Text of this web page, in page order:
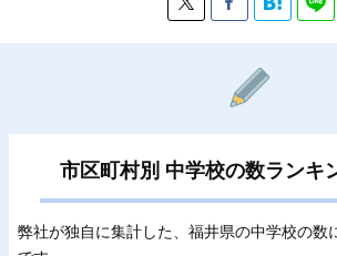
市区町村別 中学校の数ランキ
弊社が独自に集計した、福井県の中学校の数